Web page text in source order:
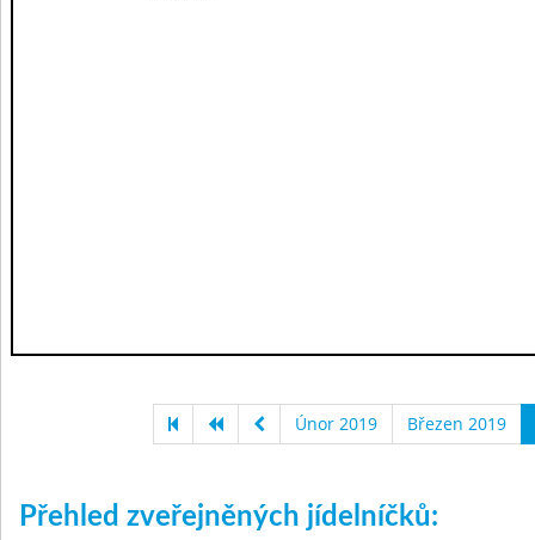
Únor 2019 Březen 2019
Přehled zveřejněných jídelníčků: